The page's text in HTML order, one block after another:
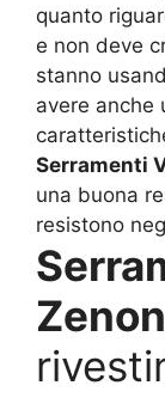
quanto
e non deve
stanno
avere anche
Serramenti
una buona
resistono